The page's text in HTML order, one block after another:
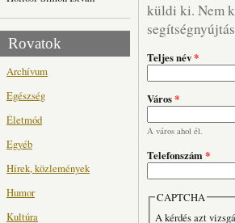
Rovatok
Archívum
Egészség
Életmód
Egyéb
Hírek, közlemények
Humor
Kultúra
küldi ki. Nem
Teljes név*
Város*
A város ahol él.
Telefonszám*
CAPTCHA
A kérdés azt